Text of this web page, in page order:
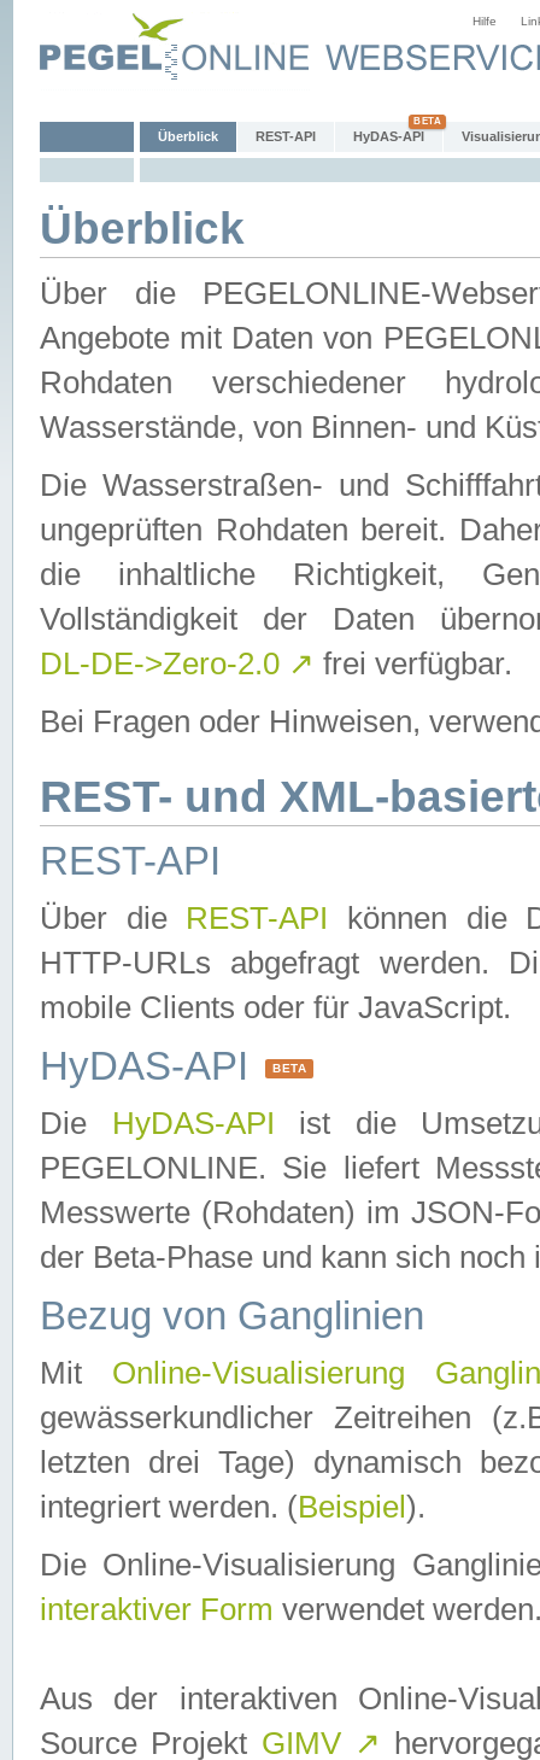
Hilfe
Überblick REST-API HyDAS-API
Überblick
Über die PEGELONLINE-
Angebote mit Daten von
Rohdaten verschiedener
Wasserstände, von Binnen- und
Die Wasserstraßen- und
ungeprüften Rohdaten bereit.
die inhaltliche Richtigkeit,
Vollständigkeit der Daten
DL-DE->Zero-2.0 ↗ frei verfügbar.
Bei Fragen oder Hinweisen,
REST- und XML-
REST-API
Über die REST-API können die
HTTP-URLs abgefragt werden.
mobile Clients oder für JavaScript.
HyDAS-API BETA
Die HyDAS-API ist die
PEGELONLINE. Sie liefert
Messwerte (Rohdaten) im JSON-
der Beta-Phase und kann sich noch
Bezug von Ganglinien
Mit Online-Visualisierung
gewässerkundlicher Zeitreihen
letzten drei Tage) dynamisch
integriert werden. (Beispiel ).
Die Online-Visualisierung
interaktiver Form verwendet
Aus der interaktiven Online-
Source Projekt GIMV ↗